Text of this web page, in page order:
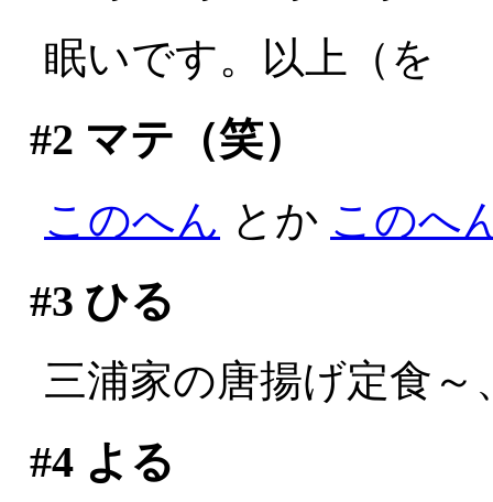
眠いです。以上（を
#2 マテ（笑）
このへん とか このへ
#3 ひる
三浦家の唐揚げ定食
#4よる